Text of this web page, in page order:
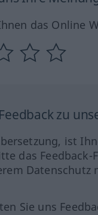
das Online
zu
ist
das
Datenschutz
Sie uns